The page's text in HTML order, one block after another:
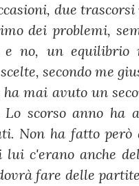
due
dei problemi,
e no, un equilibrio
secondo me
ha mai avuto un
Lo scorso anno
Non ha fatto
c'erano anche
fare delle